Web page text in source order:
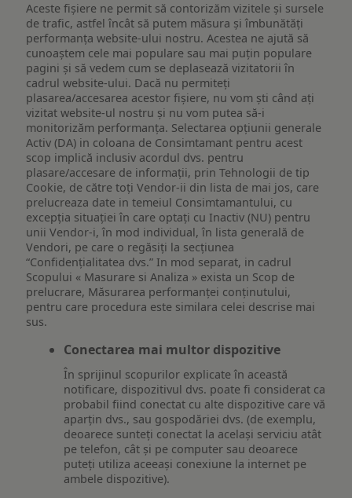
Aceste fișiere ne permit să contorizăm vizitele și sursele
de trafic, astfel încât să putem măsura și îmbunătăți
performanța website-ului nostru. Acestea ne ajută să
cunoaștem cele mai populare sau mai puțin populare
pagini și să vedem cum se deplasează vizitatorii în
cadrul website-ului. Dacă nu permiteți
plasarea/accesarea acestor fișiere, nu vom ști când ați
vizitat website-ul nostru și nu vom putea să-i
monitorizăm performanța. Selectarea opțiunii generale
Activ (DA) in coloana de Consimtamant pentru acest
scop implică inclusiv acordul dvs. pentru
plasare/accesare de informații, prin Tehnologii de tip
Cookie, de către toți Vendor-ii din lista de mai jos, care
prelucreaza date in temeiul Consimtamantului, cu
excepția situației în care optați cu Inactiv (NU) pentru
unii Vendor-i, în mod individual, în lista generală de
Vendori, pe care o regăsiți la secțiunea
“Confidențialitatea dvs.” In mod separat, in cadrul
Scopului « Masurare si Analiza » exista un Scop de
prelucrare, Măsurarea performanței conținutului,
pentru care procedura este similara celei descrise mai
sus.
Conectarea mai multor dispozitive
În sprijinul scopurilor explicate în această
notificare, dispozitivul dvs. poate fi considerat ca
probabil fiind conectat cu alte dispozitive care vă
aparțin dvs., sau gospodăriei dvs. (de exemplu,
deoarece sunteți conectat la același serviciu atât
pe telefon, cât și pe computer sau deoarece
puteți utiliza aceeași conexiune la internet pe
ambele dispozitive).